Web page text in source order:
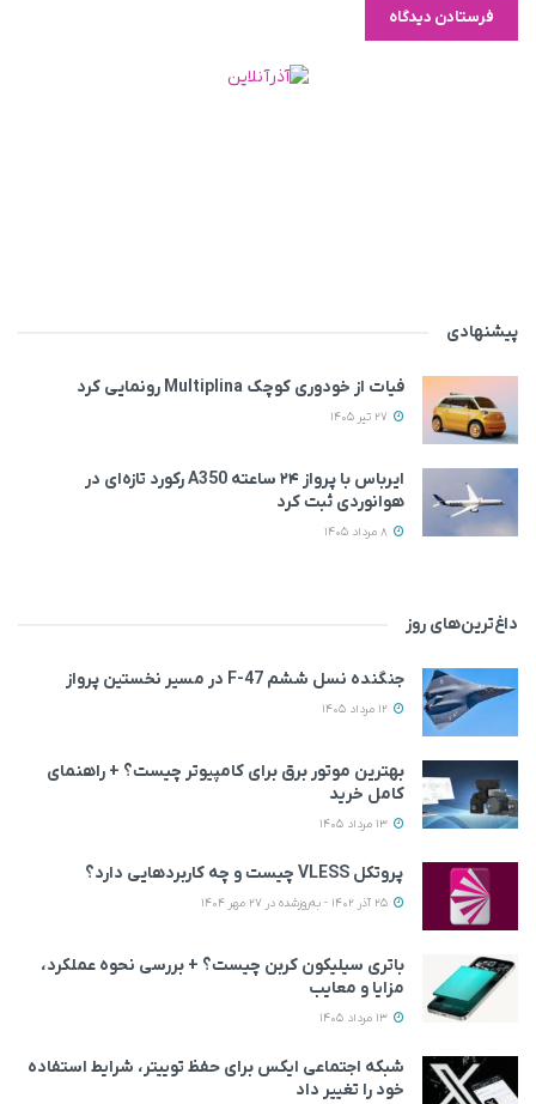
پیشنهادی
فیات از خودوری کوچک Multiplina رونمایی کرد
ایرباس با پرواز ۲۴ ساعته A350 رکورد تازه‌ای در
هوانوردی ثبت کرد
داغ‌ترین‌های روز
جنگنده نسل ششم F-47 در مسیر نخستین پرواز
بهترین موتور برق برای کامپیوتر چیست؟ + راهنمای
کامل خرید
پروتکل VLESS چیست و چه کاربردهایی دارد؟
باتری سیلیکون کربن چیست؟ + بررسی نحوه عملکرد،
مزایا و معایب
شبکه اجتماعی ایکس برای حفظ توییتر، شرایط استفاده
خود را تغییر داد